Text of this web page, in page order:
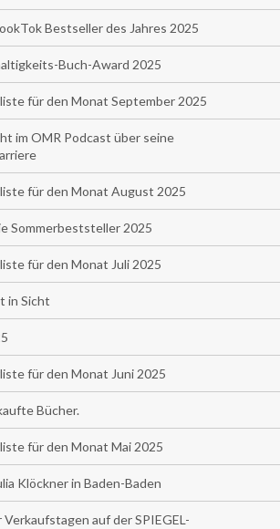
Bestseller des Jahres 2025
Buch-Award 2025
für den Monat September 2025
im OMR Podcast über seine
für den Monat August 2025
Sommerbeststeller 2025
für den Monat Juli 2025
in Sicht
für den Monat Juni 2025
Bücher.
für den Monat Mai 2025
Klöckner in Baden-Baden
auf der SPIEGEL-